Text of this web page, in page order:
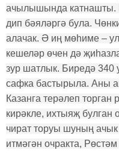
ачылышында катнашты.
дип бәяләргә була.
алачак. Ә иң мөһиме –
кешеләр өчен дә
зур шатлык. Биредә 340
сафка бастырыла. Аны
Казанга терәлеп торган
кирәкле, ихтыяҗ булган
чират торуы шуның
итмәгән очракта,